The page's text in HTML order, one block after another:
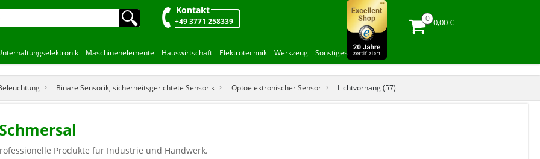
🔍︎ Kontakt
+49 3771 258339 0,00 €
Maschinenelemente Hauswirtschaft Elektrotechnik Werkzeug Sonstiges
Binäre Sensorik, sicherheitsgerichtete Sensorik Optoelektronischer Sensor Lichtvorhang (57)
Produkte für Industrie und Handwerk.